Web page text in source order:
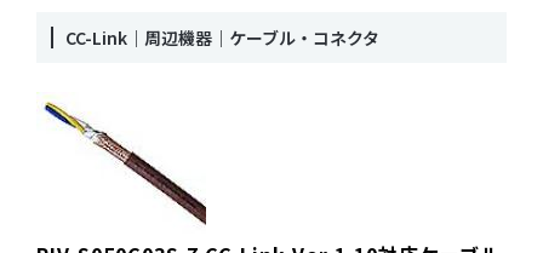
CC-Link｜周辺機器｜ケーブル・コネクタ